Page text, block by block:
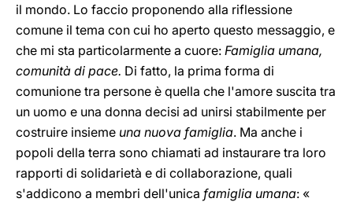
il mondo. Lo faccio proponendo alla riflessione
comune il tema con cui ho aperto questo messaggio, e
che mi sta particolarmente a cuore: Famiglia umana,
comunità di pace. Di fatto, la prima forma di
comunione tra persone è quella che l'amore suscita tra
un uomo e una donna decisi ad unirsi stabilmente per
costruire insieme una nuova famiglia. Ma anche i
popoli della terra sono chiamati ad instaurare tra loro
rapporti di solidarietà e di collaborazione, quali
s'addicono a membri dell'unica famiglia umana: «